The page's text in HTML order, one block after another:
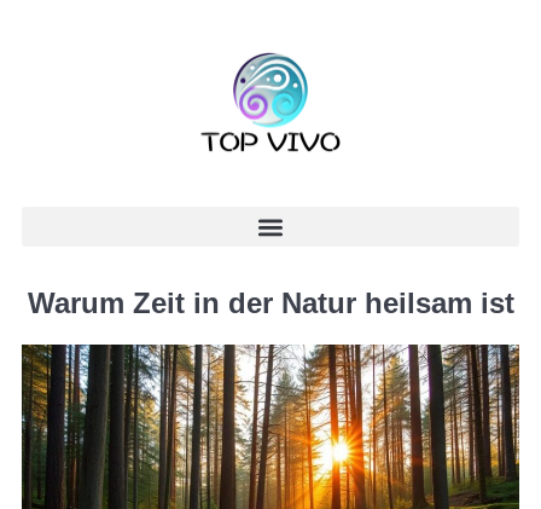
Warum Zeit in der Natur heilsam ist